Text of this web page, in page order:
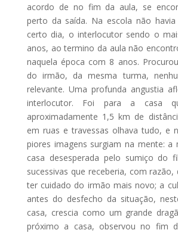
acordo de no fim da aula, se
perto da saída. Na escola não
certo dia, o interlocutor sendo o
anos, ao termino da aula não
naquela época com 8 anos.
do irmão, da mesma turma,
relevante. Uma profunda angustia
interlocutor. Foi para a casa
aproximadamente 1,5 km de
em ruas e travessas olhava tudo, e
piores imagens surgiam na mente: a
casa desesperada pelo sumiço do
sucessivas que receberia, com
ter cuidado do irmão mais novo; a
antes do desfecho da situação,
casa, crescia como um grande
próximo a casa, observou no fim